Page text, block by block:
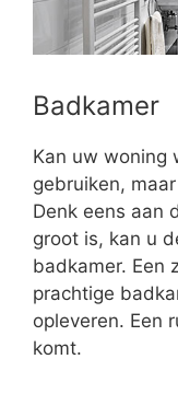
Badkamer
Kan uw woning
gebruiken,
Denk eens aan
groot is, kan u
badkamer. Een
prachtige
opleveren. Een
komt.